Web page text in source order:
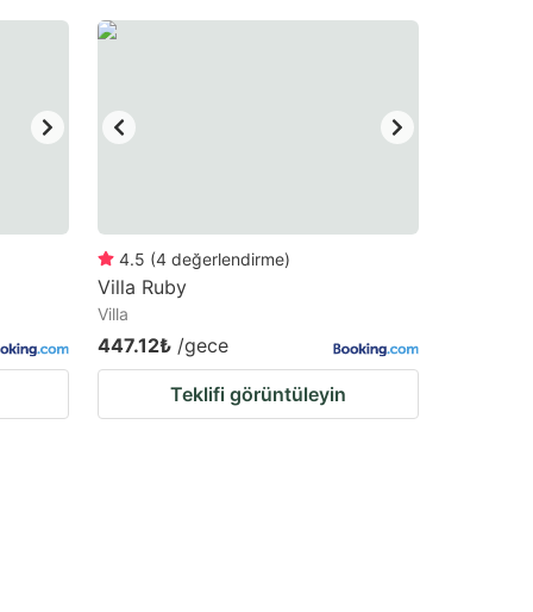
4.5 (4 değerlendirme)
Villa Ruby
Villa
447.12₺ /gece
Teklifi görüntüleyin